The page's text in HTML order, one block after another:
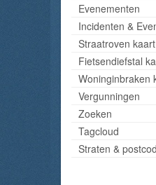
Evenementen
Incidenten &
Straatroven kaart
Fietsendiefstal
Woninginbraken
Vergunningen
Zoeken
Tagcloud
Straten &